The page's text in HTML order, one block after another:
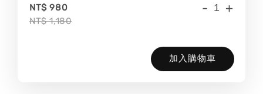
NT$ 980
NT$ 1,180
- +
加入購物車